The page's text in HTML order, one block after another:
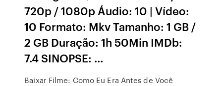
720p / 1080p Áudio: 10 | Vídeo:
10 Formato: Mkv Tamanho: 1 GB /
2 GB Duração: 1h 50Min IMDb:
7.4 SINOPSE: …
Baixar Filme: Como Eu Era Antes de Você